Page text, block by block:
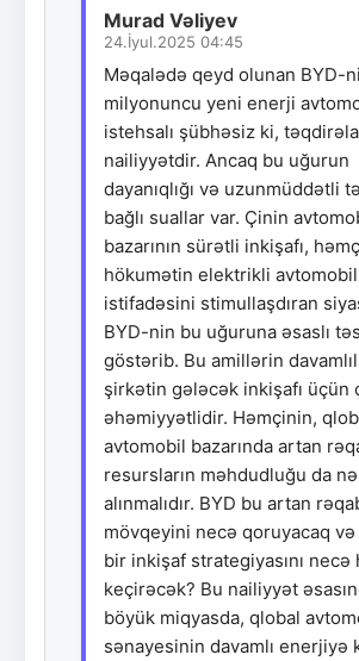
Murad Vəliyev
24.İyul.2025 04:45
Məqalədə qeyd olunan BYD-
milyonuncu yeni enerji
istehsalı şübhəsiz ki,
nailiyyətdir. Ancaq bu uğurun
dayanıqlığı və uzunmüddətli
bağlı suallar var. Çinin
bazarının sürətli inkişafı,
hökumətin elektrikli
istifadəsini stimullaşdıran
BYD-nin bu uğuruna əsaslı
göstərib. Bu amillərin
şirkətin gələcək inkişafı üçün
əhəmiyyətlidir. Həmçinin,
avtomobil bazarında artan
resursların məhdudluğu da
alınmalıdır. BYD bu artan
mövqeyini necə qoruyacaq və
bir inkişaf strategiyasını necə
keçirəcək? Bu nailiyyət
böyük miqyasda, qlobal
sənayesinin davamlı enerjiyə